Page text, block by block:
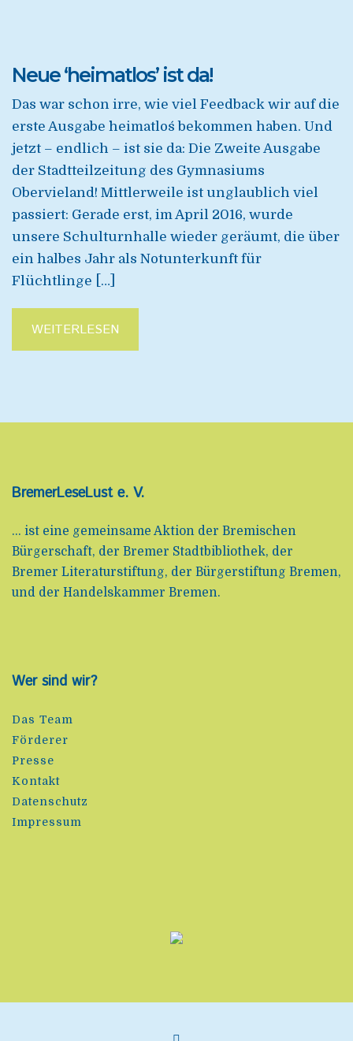
Neue ‘heimatlos’ ist da!
Das war schon irre, wie viel Feedback wir auf die
erste Ausgabe `heimatlos´ bekommen haben. Und
jetzt – endlich – ist sie da: Die Zweite Ausgabe
der Stadtteilzeitung des Gymnasiums
Obervieland! Mittlerweile ist unglaublich viel
passiert: Gerade erst, im April 2016, wurde
unsere Schulturnhalle wieder geräumt, die über
ein halbes Jahr als Notunterkunft für
Flüchtlinge […]
WEITERLESEN
BremerLeseLust e. V.
... ist eine gemeinsame Aktion der Bremischen
Bürgerschaft, der Bremer Stadtbibliothek, der
Bremer Literaturstiftung, der Bürgerstiftung Bremen,
und der Handelskammer Bremen.
Wer sind wir?
Das Team
Förderer
Presse
Kontakt
Datenschutz
Impressum